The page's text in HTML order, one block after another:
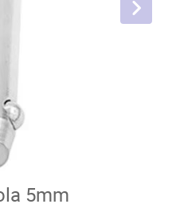
5mm